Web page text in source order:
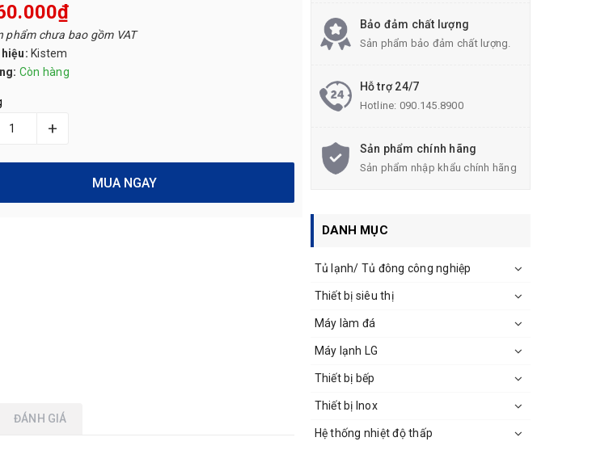
phẩm chưa bao gồm VAT
Kistem
Còn hàng
+
MUA NGAY
ĐÁNH GIÁ
Bảo đảm chất lượng
Sản phẩm bảo đảm chất lượng.
Hỗ trợ 24/7
Hotline: 090.145.8900
Sản phẩm chính hãng
Sản phẩm nhập khẩu chính hãng
DANH MỤC
Tủ lạnh/ Tủ đông công nghiệp
Thiết bị siêu thị
Máy làm đá
Máy lạnh LG
Thiết bị bếp
Thiết bị Inox
Hệ thống nhiệt độ thấp